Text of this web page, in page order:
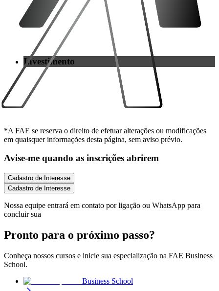
Investimento
*A FAE se reserva o direito de efetuar alterações ou modificações
em quaisquer informações desta página, sem aviso prévio.
Avise-me quando as inscrições abrirem
Cadastro de Interesse
Cadastro de Interesse
Nossa equipe entrará em contato por ligação ou WhatsApp para
concluir sua
Pronto para o próximo passo?
Conheça nossos cursos e inicie sua especialização na FAE Business
School.
Business School